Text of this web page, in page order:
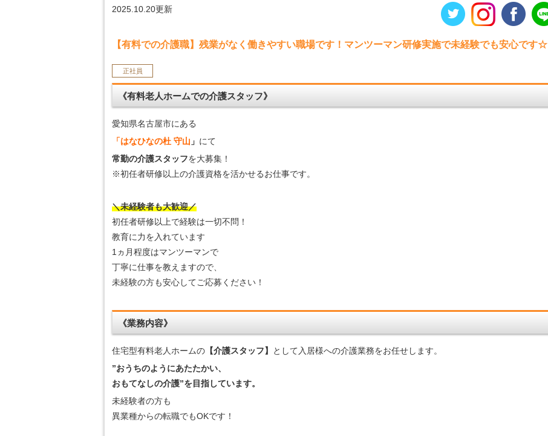
2025.10.20更新
【有料での介護職】残業がなく働きやすい職場です！マンツーマン研修実施で未経験でも安心です☆
正社員
《有料老人ホームでの介護スタッフ》
愛知県名古屋市にある
「はなひなの杜 守山 」 にて
常勤の介護スタッフを大募集！
※初任者研修以上の介護資格を活かせるお仕事です。
＼未経験者も大歓迎／
初任者研修以上で経験は一切不問！
教育に力を入れています
1ヵ月程度はマンツーマンで
丁寧に仕事を教えますので、
未経験の方も安心してご応募ください！
《業務内容》
住宅型有料老人ホームの 【介護スタッフ】
として入居様への介護業務をお任せします。
”おうちのようにあたたかい、
おもてなしの介護”を目指しています。
未経験者の方も
異業種からの転職でもOKです！